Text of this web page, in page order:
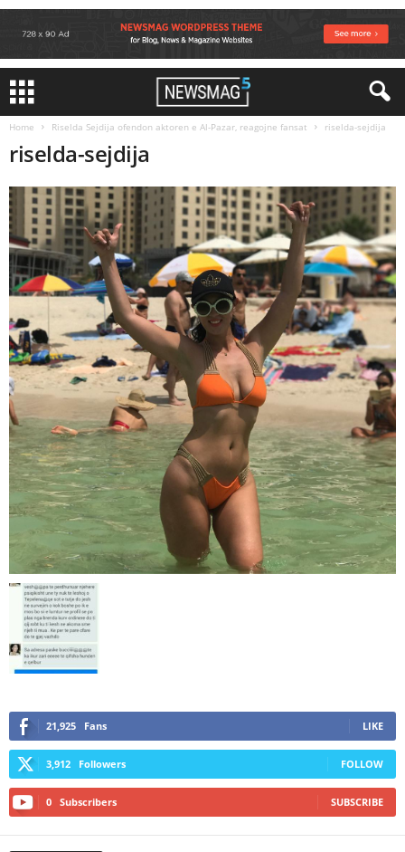
Home Riselda Sejdija ofendon aktoren e Al-Pazar, reagojne fansat riselda-sejdija
riselda-sejdija
21,925 Fans LIKE
3,912 Followers FOLLOW
0 Subscribers SUBSCRIBE